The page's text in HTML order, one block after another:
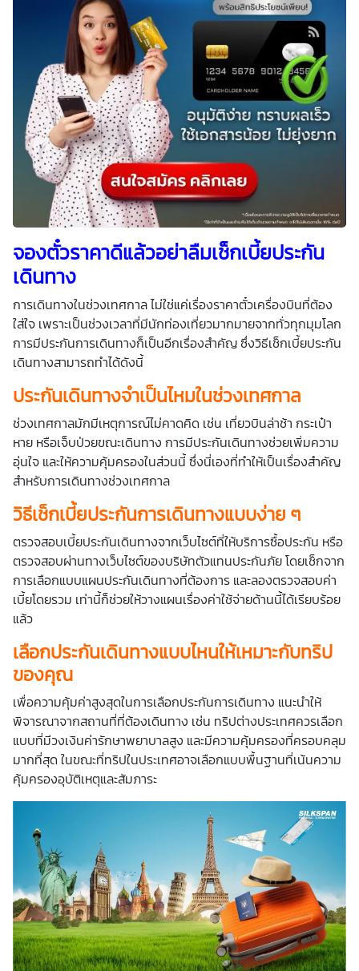
จองตั๋วราคาดีแล้วอย่าลืมเช็กเบี้ยประกัน
เดินทาง
การเดินทางในช่วงเทศกาล ไม่ใช่แค่เรื่องราคาตั๋วเครื่องบินที่ต้อง
ใส่ใจ เพราะเป็นช่วงเวลาที่มีนักท่องเที่ยวมากมายจากทั่วทุกมุมโลก
การมีประกันการเดินทางก็เป็นอีกเรื่องสำคัญ ซึ่งวิธีเช็กเบี้ยประกัน
เดินทางสามารถทำได้ดังนี้
ประกันเดินทางจำเป็นไหมในช่วงเทศกาล
ช่วงเทศกาลมักมีเหตุการณ์ไม่คาดคิด เช่น เที่ยวบินล่าช้า กระเป๋า
หาย หรือเจ็บป่วยขณะเดินทาง การมีประกันเดินทางช่วยเพิ่มความ
อุ่นใจ และให้ความคุ้มครองในส่วนนี้ ซึ่งนี่เองที่ทำให้เป็นเรื่องสำคัญ
สำหรับการเดินทางช่วงเทศกาล
วิธีเช็กเบี้ยประกันการเดินทางแบบง่าย ๆ
ตรวจสอบเบี้ยประกันเดินทางจากเว็บไซต์ที่ให้บริการซื้อประกัน หรือ
ตรวจสอบผ่านทางเว็บไซต์ของบริษัทตัวแทนประกันภัย โดยเช็กจาก
การเลือกแบบแผนประกันเดินทางที่ต้องการ และลองตรวจสอบค่า
เบี้ยโดยรวม เท่านี้ก็ช่วยให้วางแผนเรื่องค่าใช้จ่ายด้านนี้ได้เรียบร้อย
แล้ว
เลือกประกันเดินทางแบบไหนให้เหมาะกับทริป
ของคุณ
เพื่อความคุ้มค่าสูงสุดในการเลือกประกันการเดินทาง แนะนำให้
พิจารณาจากสถานที่ที่ต้องเดินทาง เช่น ทริปต่างประเทศควรเลือก
แบบที่มีวงเงินค่ารักษาพยาบาลสูง และมีความคุ้มครองที่ครอบคลุม
มากที่สุด ในขณะที่ทริปในประเทศอาจเลือกแบบพื้นฐานที่เน้นความ
คุ้มครองอุบัติเหตุและสัมภาระ